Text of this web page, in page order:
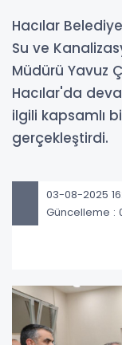
Hacılar
Su ve
Müdürü Yavuz
Hacılar'da
ilgili kapsamlı
gerçekleştirdi.
03-08-2025
Güncelleme :